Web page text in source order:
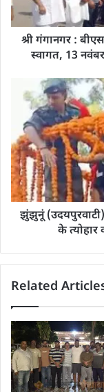
श्री गंगानगर :
स्वागत, 13
झुंझुनूं (उदयपुरवाटी)
के त्योहार
Related